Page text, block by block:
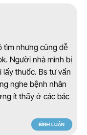
tìm nhưng cũng dễ
Người nhà mình bị
thuốc. Bs tư vấn
nghe bệnh nhân
ít thấy ở các bác
BÌNH LUẬN